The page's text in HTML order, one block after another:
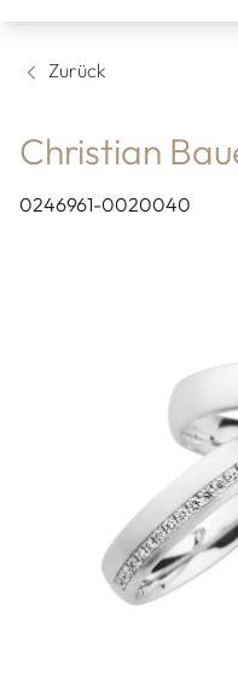
Zurück
Christian
0246961-0020040